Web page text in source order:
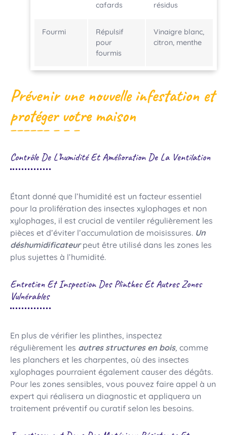
cafards
résidus
Fourmi
Répulsif
pour
fourmis
Vinaigre blanc,
citron, menthe
Prévenir une nouvelle infestation et
protéger votre maison
Contrôle De L’humidité Et Amélioration De La Ventilation
Étant donné que l’humidité est un facteur essentiel
pour la prolifération des insectes xylophages et non
xylophages, il est crucial de ventiler régulièrement les
pièces et d’éviter l’accumulation de moisissures. Un
déshumidificateurpeut être utilisé dans les zones les
plus sujettes à l’humidité.
Entretien Et Inspection Des Plinthes Et Autres Zones
Vulnérables
En plus de vérifier les plinthes, inspectez
régulièrement les autres structures en bois, comme
les planchers et les charpentes, où des insectes
xylophages pourraient également causer des dégâts.
Pour les zones sensibles, vous pouvez faire appel à un
expert qui réalisera un diagnostic et appliquera un
traitement préventif ou curatif selon les besoins.